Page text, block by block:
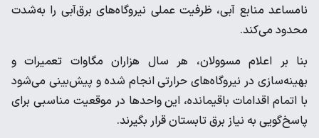
نامساعد منابع آبی، ظرفیت عملی نیروگاه‌های برق‌آبی را به‌شدت
محدود می‌کند.
بنا بر اعلام مسوولان، هر سال هزاران مگاوات تعمیرات و
بهینه‌سازی در نیروگاه‌های حرارتی انجام شده و پیش‌بینی می‌شود
با اتمام اقدامات باقیمانده، این واحدها در موقعیت مناسبی برای
پاسخ‌گویی به نیاز برق تابستان قرار بگیرند.